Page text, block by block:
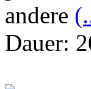
andere
Dauer: